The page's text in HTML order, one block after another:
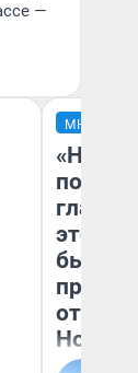
—
МНЕНИЕ
этого
бьет
отзыв
Нолана